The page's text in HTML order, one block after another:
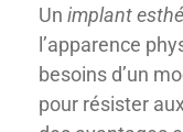
Un implant
l’apparence
besoins d’un
pour résister